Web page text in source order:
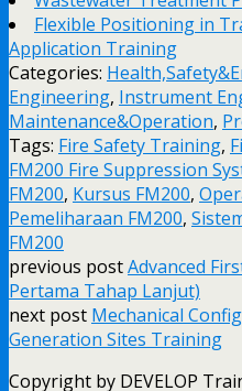
Flexible Positioning in
Application Training
Categories:
Engineering, Instrument
Maintenance&Operation,
Tags: Fire Safety Training,
FM200 Fire Suppression
FM200, Kursus FM200,
Pemeliharaan FM200,
FM200
previous postAdvanced
Pertama Tahap Lanjut)
next post Mechanical
Generation Sites Training
Copyright by DEVELOP